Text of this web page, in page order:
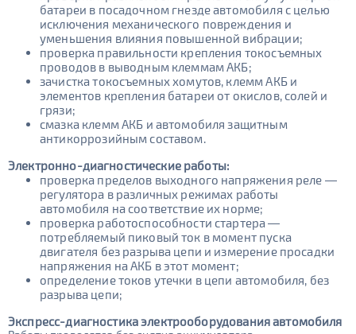
батареи в посадочном гнезде автомобиля с целью
исключения механического повреждения и
уменьшения влияния повышенной вибрации;
проверка правильности крепления токосъемных
проводов в выводным клеммам АКБ;
зачистка токосъемных хомутов, клемм АКБ и
элементов крепления батареи от окислов, солей и
грязи;
смазка клемм АКБ и автомобиля защитным
антикоррозийным составом.
Электронно-диагностические работы:
проверка пределов выходного напряжения реле —
регулятора в различных режимах работы
автомобиля на соответствие их норме;
проверка работоспособности стартера —
потребляемый пиковый ток в момент пуска
двигателя без разрыва цепи и измерение просадки
напряжения на АКБ в этот момент;
определение токов утечки в цепи автомобиля, без
разрыва цепи;
Экспресс-диагностика электрооборудования автомобиля